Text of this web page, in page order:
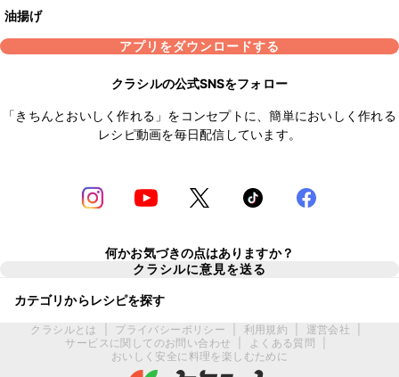
油揚げ
アプリをダウンロードする
クラシルの公式SNSをフォロー
「きちんとおいしく作れる」をコンセプトに、簡単においしく作れる
レシピ動画を毎日配信しています。
何かお気づきの点はありますか？
クラシルに意見を送る
カテゴリからレシピを探す
クラシルとは プライバシーポリシー 利用規約 運営会社
サービスに関してのお問い合わせ
よくある質問
おいしく安全に料理を楽しむために